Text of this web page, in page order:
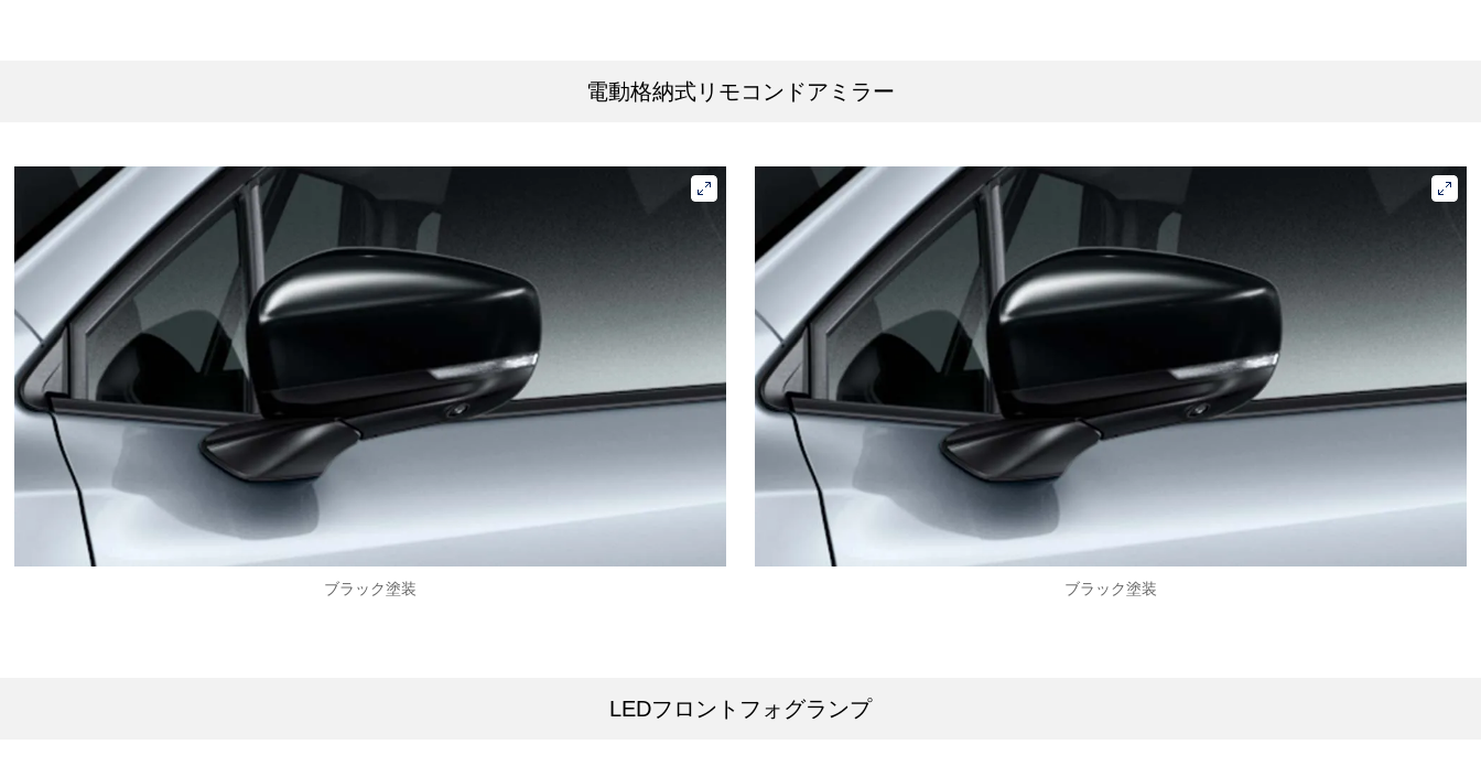
電動格納式リモコンドアミラー
ブラック塗装 ブラック塗装
LEDフロントフォグランプ